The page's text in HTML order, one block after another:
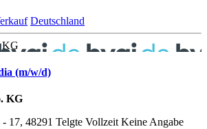
Deutschland
KG
(m/w/d)
KG
17, 48291 Telgte Vollzeit Keine Angabe